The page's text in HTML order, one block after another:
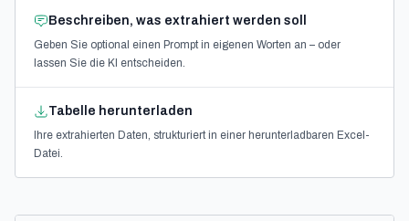
Beschreiben, was extrahiert werden soll
Geben Sie optional einen Prompt in eigenen Worten an – oder
lassen Sie die KI entscheiden.
Tabelle herunterladen
Ihre extrahierten Daten, strukturiert in einer herunterladbaren Excel-
Datei.